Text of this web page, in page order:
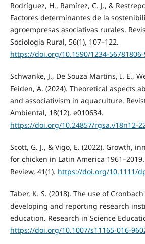
Rodríguez, H., Ramírez, C. J., &
Factores determinantes de la
agroempresas asociativas rurales.
Sociologia Rural, 56(1), 107–122.
https://doi.org/10.1590/1234-
Schwanke, J., De Souza Martins, I. E.,
Feiden, A. (2024). Theoretical aspects
and associativism in aquaculture.
Ambiental, 18(12), e010634.
https://doi.org/10.24857/rgsa.v18n12-
Scott, G. J., & Vigo, E. (2022). Growth,
for chicken in Latin America
Review, 41(1). https://doi.org/10.1111/
Taber, K. S. (2018). The use of
developing and reporting research
education. Research in Science
https://doi.org/10.1007/s11165-016-